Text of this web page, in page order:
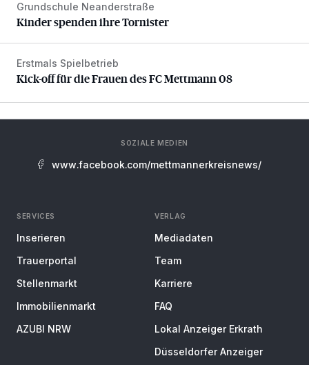
Kinder spenden ihre Tornister
Grundschule Neanderstraße
Kinder spenden ihre Tornister
Kick-off für die Frauen des FC Mettmann 08
Erstmals Spielbetrieb
Kick-off für die Frauen des FC Mettmann 08
SOZIALE MEDIEN
www.facebook.com/mettmannerkreisnews/
SERVICES
Inserieren
Trauerportal
Stellenmarkt
Immobilienmarkt
AZUBI NRW
VERLAG
Mediadaten
Team
Karriere
FAQ
Lokal Anzeiger Erkrath
Düsseldorfer Anzeiger